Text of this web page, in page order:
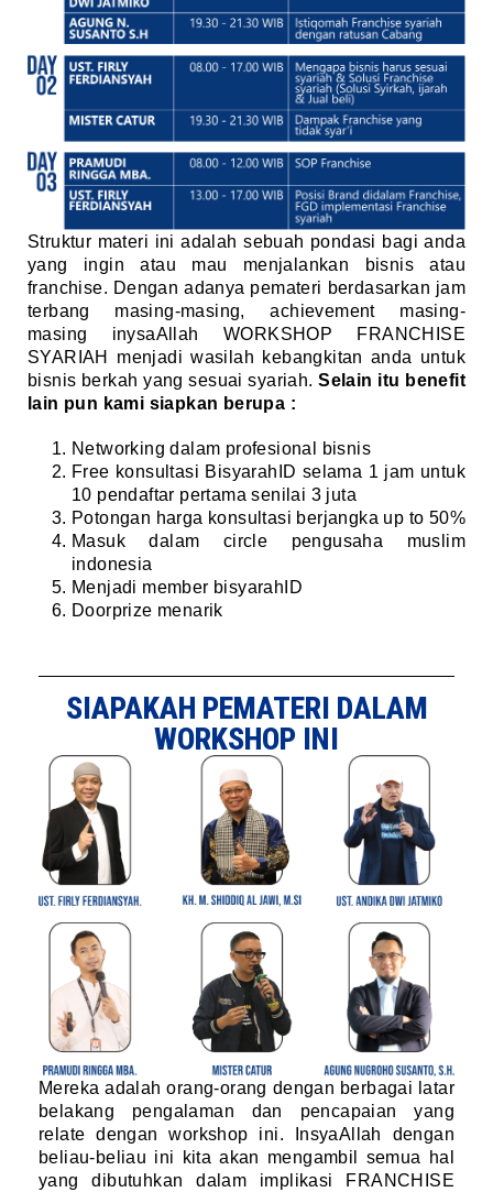
Struktur materi ini adalah sebuah pondasi bagi anda
yang ingin atau mau menjalankan bisnis atau
franchise. Dengan adanya pemateri berdasarkan jam
terbang masing-masing, achievement masing-
masing inysaAllah WORKSHOP FRANCHISE
SYARIAH menjadi wasilah kebangkitan anda untuk
bisnis berkah yang sesuai syariah.Selain itu benefit
lain pun kami siapkan berupa :
Networking dalam profesional bisnis
Free konsultasi BisyarahID selama 1 jam untuk
10 pendaftar pertama senilai 3 juta
Potongan harga konsultasi berjangka up to 50%
Masuk dalam circle pengusaha muslim
indonesia
Menjadi member bisyarahID
Doorprize menarik
SIAPAKAH PEMATERI DALAM
WORKSHOP INI
Mereka adalah orang-orang dengan berbagai latar
belakang pengalaman dan pencapaian yang
relate dengan workshop ini. InsyaAllah dengan
beliau-beliau ini kita akan mengambil semua hal
yang dibutuhkan dalam implikasi FRANCHISE